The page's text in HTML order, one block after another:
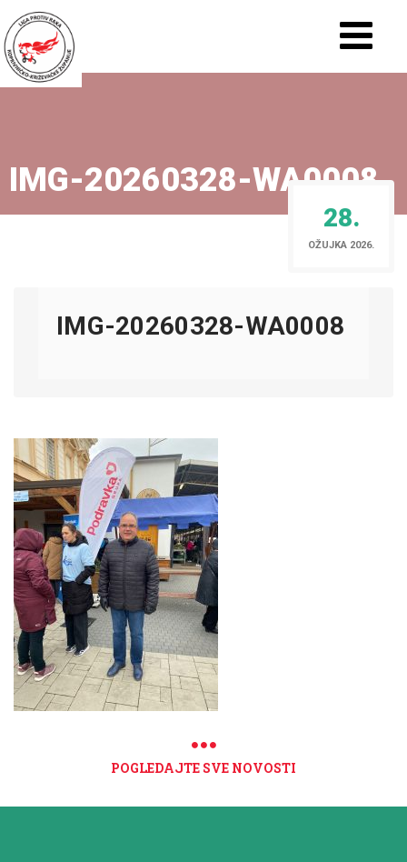
IMG-20260328-WA0008
28.
OŽUJKA 2026.
IMG-20260328-WA0008
POGLEDAJTE SVE NOVOSTI